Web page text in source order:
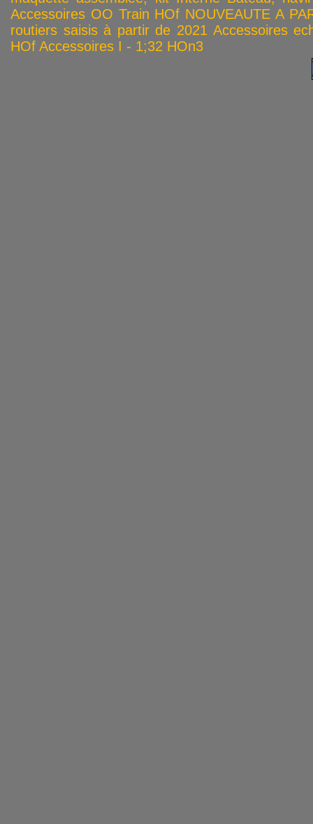
Accessoires OO Train HOf NOUVEAUTE A
routiers saisis à partir de 2021 Accessoires
HOf Accessoires I - 1;32 HOn3